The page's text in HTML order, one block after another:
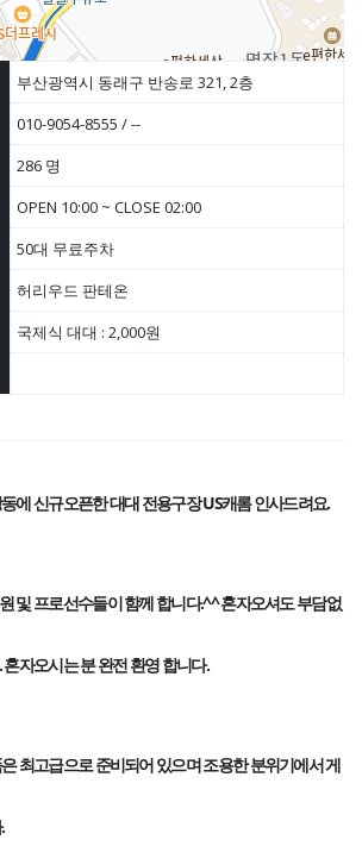
부산광역시 동래구 반송로 321, 2층
010-9054-8555 / --
286 명
OPEN 10:00 ~ CLOSE 02:00
50대 무료주차
허리우드 판테온
국제식 대대 : 2,000원
에 신규오픈한 대대 전용구장 US캐롬 인사드려요.
및 프로선수들이 함께 합니다.^^ 혼자오셔도 부담없
자오시는 분 완전 환영 합니다.
최고급으로 준비되어 있으며 조용한 분위기에서 게